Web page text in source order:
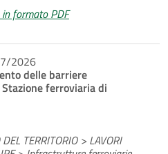
formato PDF
2026
delle barriere
ferroviaria di
DEL TERRITORIO > LAVORI